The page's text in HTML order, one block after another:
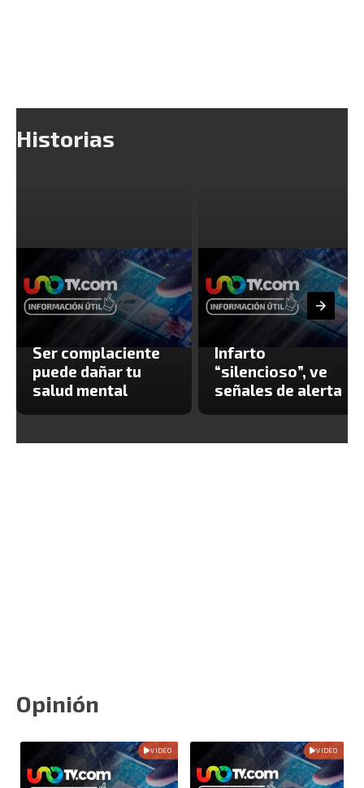
Historias
Ser complaciente
puede dañar tu
salud mental
Infarto
“silencioso”, ve
señales de alerta
Opinión
VIDEO VIDEO